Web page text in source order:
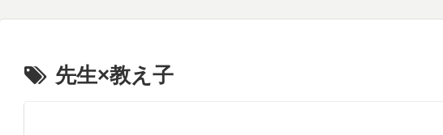
先生×教え子